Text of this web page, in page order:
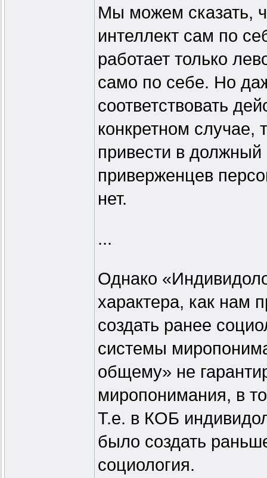
Мы можем сказать,
интеллект сам по
работает только
само по себе. Но
соответствовать
конкретном случае,
привести в
приверженцев
нет.
...
Однако
характера, как нам
создать ранее
системы
общему» не
миропонимания, в
Т.е. в КОБ
было создать
социология.